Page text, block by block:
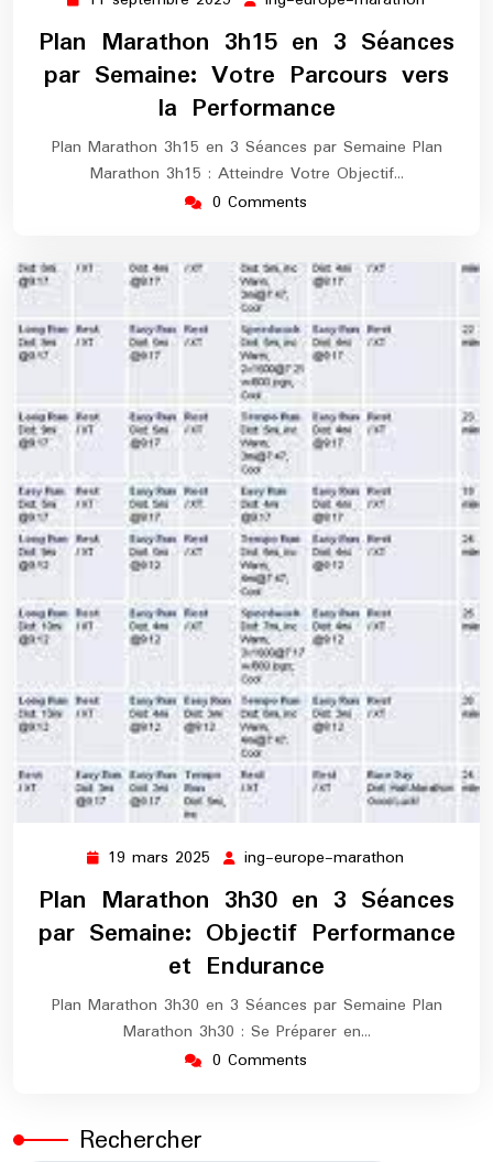
septembre
2025
Plan Marathon 3h15 en 3 Séances
par Semaine: Votre Parcours vers
la Performance
Plan Marathon 3h15 en 3 Séances par Semaine Plan
Marathon 3h15 : Atteindre Votre Objectif…
0 Comments
19 mars 2025 19
mars
2025
ing-europe-marathon
marathon
Plan Marathon 3h30 en 3 Séances
par Semaine: Objectif Performance
et Endurance
Plan Marathon 3h30 en 3 Séances par Semaine Plan
Marathon 3h30 : Se Préparer en…
0 Comments
Rechercher